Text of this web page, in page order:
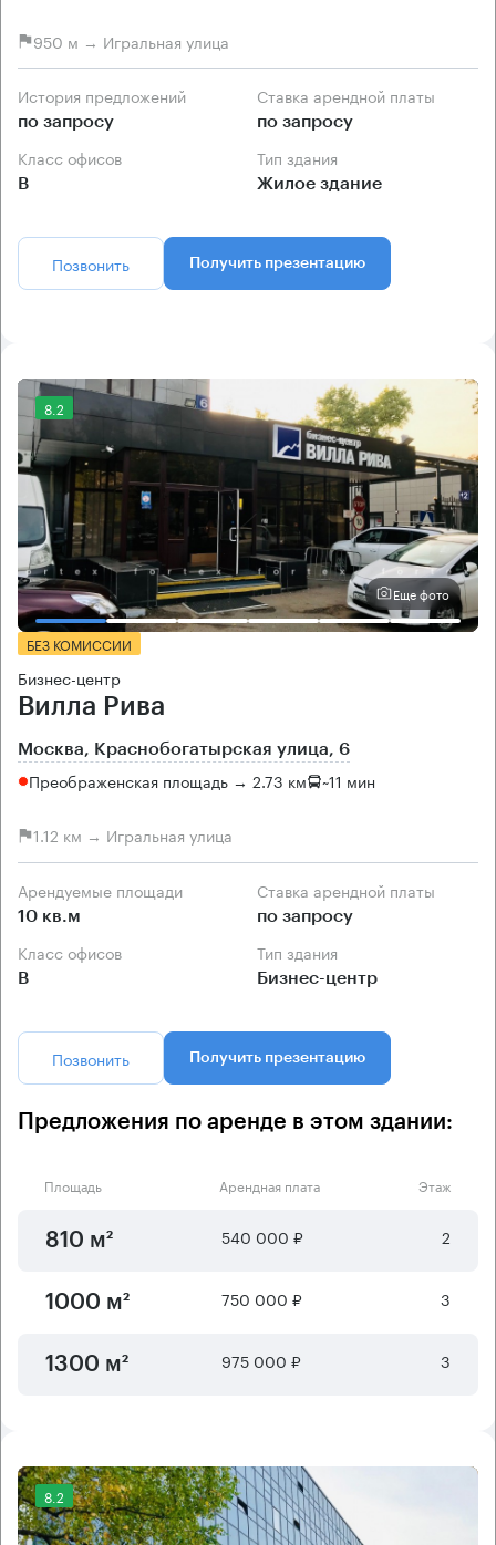
950 м → Игральная улица
История предложений
по запросу
Ставка арендной платы
по запросу
Класс офисов
B
Тип здания
Жилое здание
Позвонить Получить презентацию
8.2
Еще фото
БЕЗ КОМИССИИ
Бизнес-центр
Вилла Рива
Москва, Краснобогатырская улица, 6
Преображенская площадь → 2.73 км ~11 мин
1.12 км → Игральная улица
Арендуемые площади
10 кв.м
Ставка арендной платы
по запросу
Класс офисов
B
Тип здания
Бизнес-центр
Позвонить Получить презентацию
Предложения по аренде в этом здании:
Площадь Арендная плата Этаж
810 м² 540 000 ₽ 2
1000 м² 750 000 ₽ 3
1300 м² 975 000 ₽ 3
8.2